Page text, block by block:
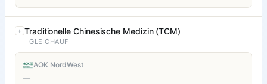
Traditionelle Chinesische Medizin (TCM)
GLEICHAUF
AOK NordWest
—